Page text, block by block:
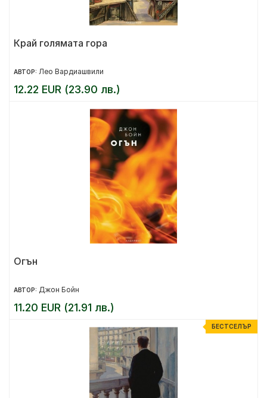
Край голямата гора
АВТОР: Лео Вардиашвили
12.22 EUR (23.90 лв.)
Огън
АВТОР: Джон Бойн
11.20 EUR (21.91 лв.)
БЕСТСЕЛЪР